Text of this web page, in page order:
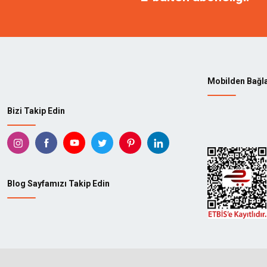
Bizi Takip Edin
Blog Sayfamızı Takip Edin
Mobilden